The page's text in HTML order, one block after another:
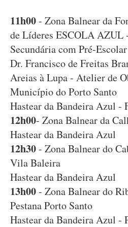
11h00- Zona Balnear da
de Líderes ESCOLA AZUL
Secundária com Pré-
Dr. Francisco de Freitas
Areias à Lupa - Atelier de
Município do Porto Santo
Hastear da Bandeira Azul -
12h00- Zona Balnear da
Hastear da Bandeira Azul
12h30- Zona Balnear do
Vila Baleira
Hastear da Bandeira Azul
13h00- Zona Balnear do
Pestana Porto Santo
Hastear da Bandeira Azul -